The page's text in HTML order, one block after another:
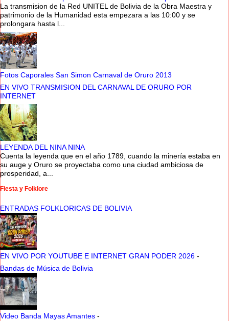
La transmision de la Red UNITEL de Bolivia de la Obra Maestra y
patrimonio de la Humanidad esta empezara a las 10:00 y se
prolongara hasta l...
Fotos Caporales San Simon Carnaval de Oruro 2013
EN VIVO TRANSMISION DEL CARNAVAL DE ORURO POR
INTERNET
LEYENDA DEL NINA NINA
Cuenta la leyenda que en el año 1789, cuando la minería estaba en
su auge y Oruro se proyectaba como una ciudad ambiciosa de
prosperidad, a...
Fiesta y Folklore
ENTRADAS FOLKLORICAS DE BOLIVIA
EN VIVO POR YOUTUBE E INTERNET GRAN PODER 2026 -
Bandas de Música de Bolivia
Video Banda Mayas Amantes -